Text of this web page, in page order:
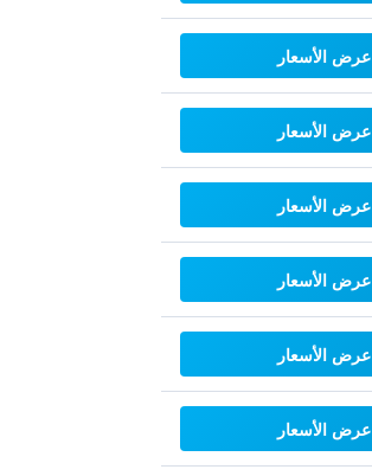
عرض الأسعار
عرض الأسعار
عرض الأسعار
عرض الأسعار
عرض الأسعار
عرض الأسعار